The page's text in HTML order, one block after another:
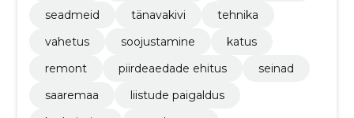
seadmeid
tänavakivi
tehnika
vahetus
soojustamine
katus
remont
piirdeaedade ehitus
seinad
saaremaa
liistude paigaldus